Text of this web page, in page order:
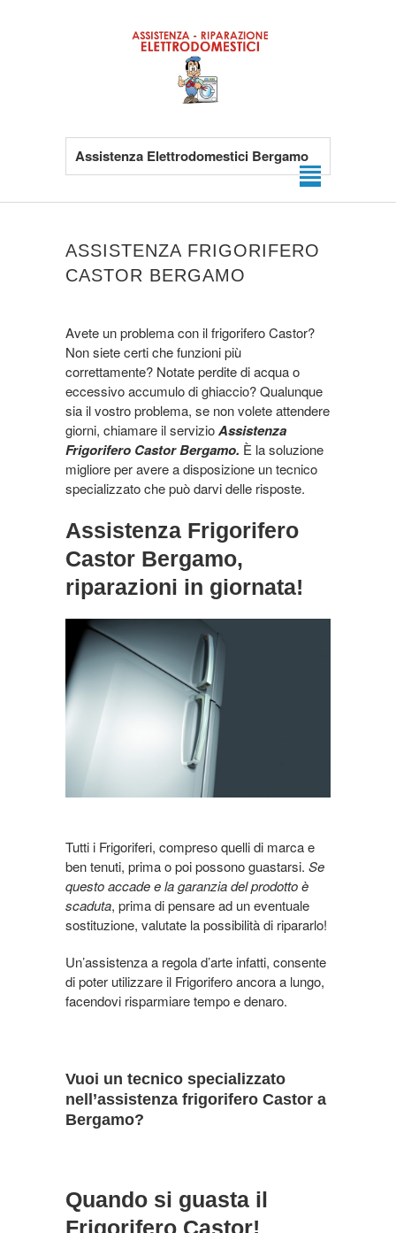
Assistenza Elettrodomestici Bergamo
ASSISTENZA FRIGORIFERO
CASTOR BERGAMO
Avete un problema con il frigorifero Castor?
Non siete certi che funzioni più
correttamente? Notate perdite di acqua o
eccessivo accumulo di ghiaccio? Qualunque
sia il vostro problema, se non volete attendere
giorni, chiamare il servizioAssistenza
Frigorifero Castor Bergamo. È la soluzione
migliore per avere a disposizione un tecnico
specializzato che può darvi delle risposte.
Assistenza Frigorifero
Castor Bergamo,
riparazioni in giornata!
Tutti i Frigoriferi, compreso quelli di marca e
ben tenuti, prima o poi possono guastarsi. Se
questo accade e la garanzia del prodotto è
scaduta, prima di pensare ad un eventuale
sostituzione, valutate la possibilità di ripararlo!
Un’assistenza a regola d’arte infatti, consente
di poter utilizzare il Frigorifero ancora a lungo,
facendovi risparmiare tempo e denaro.
Vuoi un tecnico specializzato
nell’assistenza frigorifero Castor a
Bergamo?
Quando si guasta il
Frigorifero Castor!